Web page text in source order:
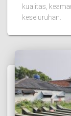
kualitas,
keseluruhan.